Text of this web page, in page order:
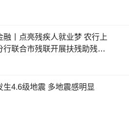
融丨点亮残疾人就业梦 农行上
行联合市残联开展扶残助残专
生4.6级地震 多地震感明显